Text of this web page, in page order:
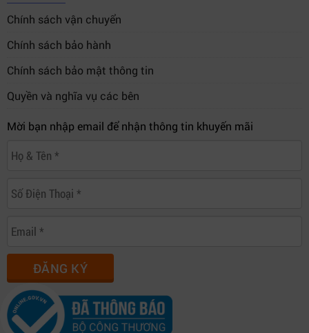
Chính sách vận chuyển
Chính sách bảo hành
Chính sách bảo mật thông tin
Quyền và nghĩa vụ các bên
Mời bạn nhập email để nhận thông tin khuyến mãi
ĐĂNG KÝ